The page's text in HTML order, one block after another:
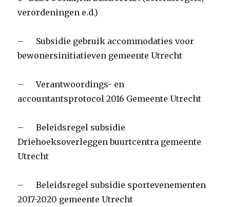
verordeningen e.d.)
– Subsidie gebruik accommodaties voor
bewonersinitiatieven gemeente Utrecht
– Verantwoordings- en
accountantsprotocol 2016 Gemeente Utrecht
– Beleidsregel subsidie
Driehoeksoverleggen buurtcentra gemeente
Utrecht
– Beleidsregel subsidie sportevenementen
2017-2020 gemeente Utrecht